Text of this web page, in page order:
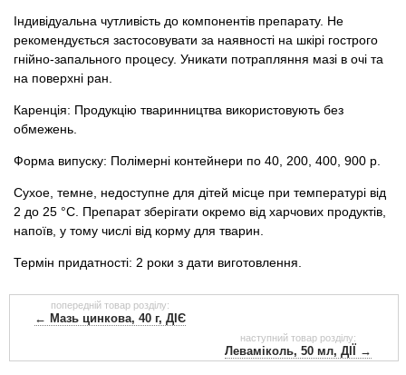
Індивідуальна чутливість до компонентів препарату. Не
рекомендується застосовувати за наявності на шкірі гострого
гнійно-запального процесу. Уникати потрапляння мазі в очі та
на поверхні ран.
Каренція: Продукцію тваринництва використовують без
обмежень.
Форма випуску: Полімерні контейнери по 40, 200, 400, 900 р.
Сухое, темне, недоступне для дітей місце при температурі від
2 до 25 °С. Препарат зберігати окремо від харчових продуктів,
напоїв, у тому числі від корму для тварин.
Термін придатності: 2 роки з дати виготовлення.
попередній товар розділу:
← Мазь цинкова, 40 г, ДІЄ
наступний товар розділу:
Леваміколь, 50 мл, ДІЇ →